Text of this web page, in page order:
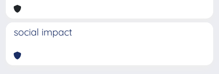
social impact